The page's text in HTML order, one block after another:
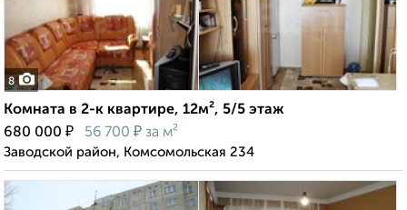
8
Комната в 2-к квартире, 12м², 5/5 этаж
680 000 ₽ 56 700 ₽ за м²
Заводской район, Комсомольская 234